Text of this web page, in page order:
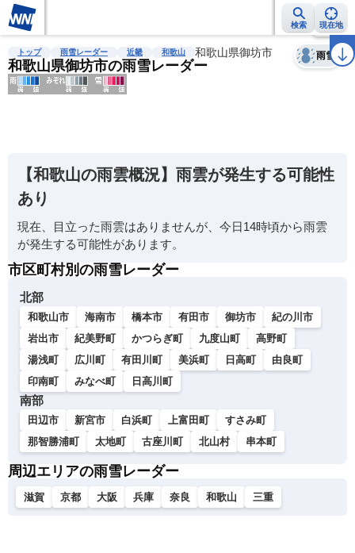
検索 現在地
雨雲レーダー 台風情報 地震情報 警報・注意報 2週間天気 ラ
トップ 雨雪レーダー 近畿 和歌山 和歌山県御坊市
和歌山県御坊市の雨雪レーダー
雨雪
天気 台風
【和歌山の雨雲概況】雨雲が発生する可能性
あり
現在、目立った雨雲はありませんが、今日14時頃から雨雲
が発生する可能性があります。
市区町村別の雨雪レーダー
北部
和歌山市 海南市 橋本市 有田市 御坊市
紀の川市
岩出市
紀美野町 かつらぎ町 九度山町
高野町
湯浅町
広川町 有田川町 美浜町 日高町
由良町
印南町
みなべ町 日高川町
南部
田辺市 新宮市 白浜町 上富田町
すさみ町
那智勝浦町
太地町 古座川町 北山村 串本町
周辺エリアの雨雪レーダー
滋賀 京都 大阪 兵庫 奈良 和歌山 三重